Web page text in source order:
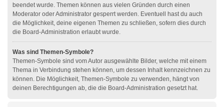
beendet wurde. Themen können aus vielen Gründen durch einen
Moderator oder Administrator gesperrt werden. Eventuell hast du auch
die Möglichkeit, deine eigenen Themen zu schließen, sofern dies durch
die Board-Administration erlaubt wurde.
Was sind Themen-Symbole?
Themen-Symbole sind vom Autor ausgewählte Bilder, welche mit einem
Thema in Verbindung stehen können, um dessen Inhalt kennzeichnen zu
können. Die Möglichkeit, Themen-Symbole zu verwenden, hängt von
deinen Berechtigungen ab, die die Board-Administration gesetzt hat.